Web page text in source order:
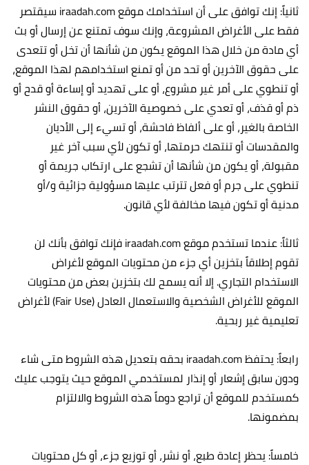
ثانياً: إنك توافق على أن استخدامك موقع iraadah.com سيقتصر
فقط على الأغراض المشروعة، وإنك سوف تمتنع عن إرسال أو بث
أي مادة من خلال هذا الموقع يكون من شأنها أن تخل أو تتعدى
على حقوق الآخرين أو تحد من أو تمنع استخدامهم لهذا الموقع،
أو تنطوي على أمر غير مشروع، أو على تهديد أو إساءة أو قدح أو
ذم أو قذف، أو تعدي على خصوصية الآخرين، أو حقوق النشر
الخاصة بالغير، أو على ألفاظ فاحشة، أو تسيء إلى الأديان
والمقدسات أو تنتهك حرمتها، أو تكون لأي سبب آخر غير
مقبولة، أو يكون من شأنها أن تشجع على ارتكاب جريمة أو
تنطوي على جرم أو فعل تترتب عليها مسؤولية جزائية و/أو
مدنية أو تكون فيها مخالفة لأي قانون.
ثالثاً: عندما تستخدم موقع iraadah.com فإنك توافق بأنك لن
تقوم إطلاقاً بتخزين أي جزء من محتويات الموقع لأغراض
الاستخدام التجاري. إلا أنه يسمح لك بتخزين بعض من محتويات
الموقع للأغراض الشخصية والاستعمال العادل (Fair Use) لأغراض
تعليمية غير ربحية.
رابعاً: يحتفظ iraadah.com بحقه بتعديل هذه الشروط متى شاء
ودون سابق إشعار أو إنذار لمستخدمي الموقع حيث يتوجب عليك
كمستخدم للموقع أن تراجع دوماً هذه الشروط والالتزام
بمضمونها.
خامساً: يحظر إعادة طبع، أو نشر، أو توزيع جزء، أو كل محتويات